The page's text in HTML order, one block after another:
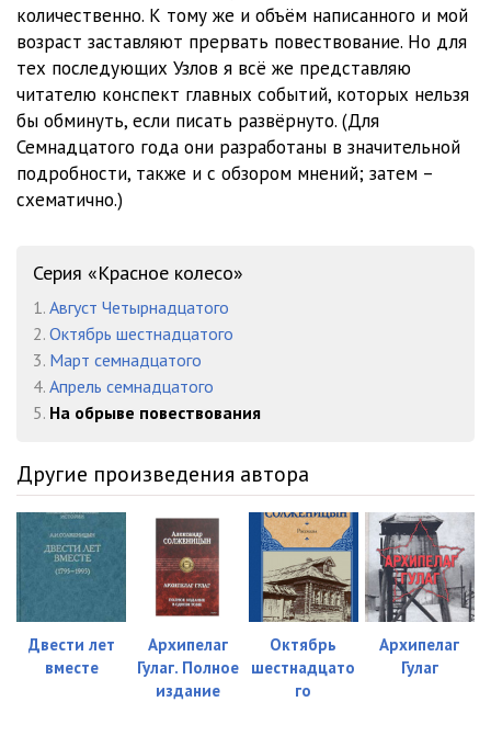
Na_obryve_povestvovaniya_17 16:45
Na_obryve_povestvovaniya_18
Na_obryve_povestvovaniya_19
Na_obryve_povestvovaniya_20 17:01
Na_obryve_povestvovaniya_21
Na_obryve_povestvovaniya_23
Na_obryve_povestvovaniya_24
Na_obryve_povestvovaniya_25
Na_obryve_povestvovaniya_26
Na_obryve_povestvovaniya_29 16:52
Na_obryve_povestvovaniya_30 16:58
Na_obryve_povestvovaniya_31
Na_obryve_povestvovaniya_32 16:41
количественно. К тому же и объём написанного и мой
возраст заставляют прервать повествование. Но для
тех последующих Узлов я всё же представляю
читателю конспект главных событий, которых нельзя
бы обминуть, если писать развёрнуто. (Для
Семнадцатого года они разработаны в значительной
подробности, также и с обзором мнений; затем –
схематично.)
Серия «Красное колесо»
1. Август Четырнадцатого
2. Октябрь шестнадцатого
3. Март семнадцатого
4. Апрель семнадцатого
5. На обрыве повествования
Другие произведения автора
Двести лет
вместе
Архипелаг
Гулаг. Полное
издание
Октябрь
шестнадцато
го
Архипелаг
Гулаг